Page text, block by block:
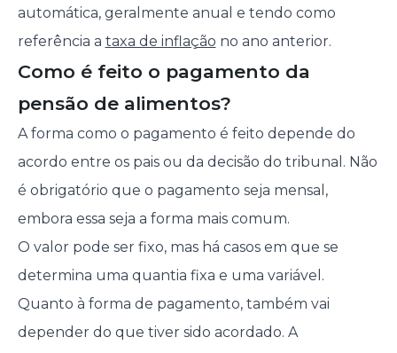
automática, geralmente anual e tendo como
referência a taxa de inflação no ano anterior.
Como é feito o pagamento da
pensão de alimentos?
A forma como o pagamento é feito depende do
acordo entre os pais ou da decisão do tribunal. Não
é obrigatório que o pagamento seja mensal,
embora essa seja a forma mais comum.
O valor pode ser fixo, mas há casos em que se
determina uma quantia fixa e uma variável.
Quanto à forma de pagamento, também vai
depender do que tiver sido acordado. A